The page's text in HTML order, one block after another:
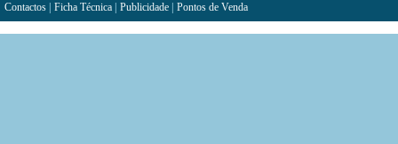
Contactos Ficha Técnica Publicidade Pontos de Venda